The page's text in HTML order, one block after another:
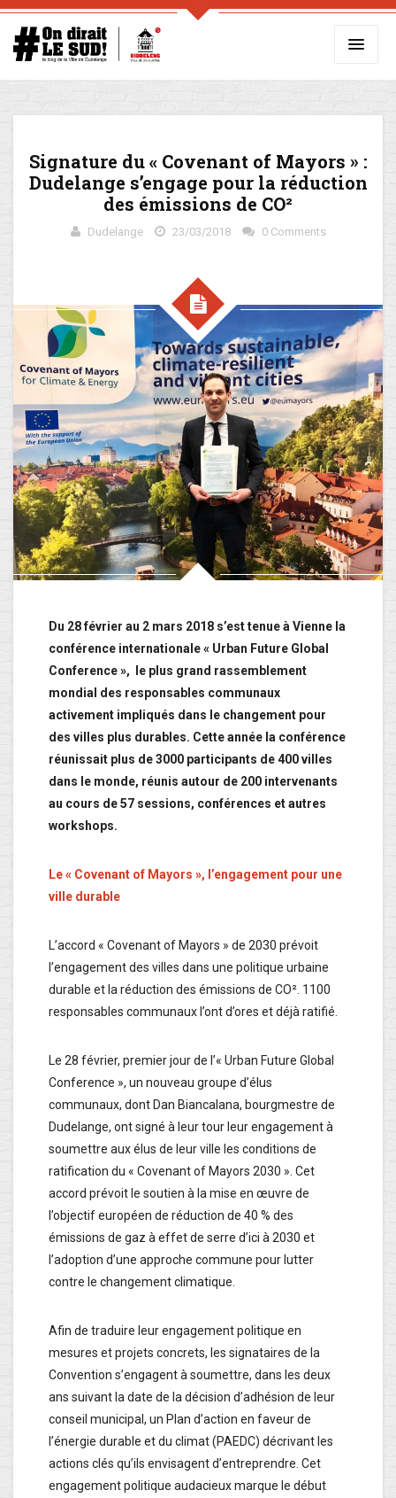
Signature du « Covenant of Mayors » :
Dudelange s’engage pour la réduction
des émissions de CO²
Dudelange 23/03/2018 0 Comments
Du 28 février au 2 mars 2018 s’est tenue à Vienne la
conférence internationale « Urban Future Global
Conference », le plus grand rassemblement
mondial des responsables communaux
activement impliqués dans le changement pour
des villes plus durables. Cette année la conférence
réunissait plus de 3000 participants de 400 villes
dans le monde, réunis autour de 200 intervenants
au cours de 57 sessions, conférences et autres
workshops.
Le « Covenant of Mayors », l’engagement pour une
ville durable
L’accord « Covenant of Mayors » de 2030 prévoit
l’engagement des villes dans une politique urbaine
durable et la réduction des émissions de CO². 1100
responsables communaux l’ont d’ores et déjà ratifié.
Le 28 février, premier jour de l’« Urban Future Global
Conference », un nouveau groupe d’élus
communaux, dont Dan Biancalana, bourgmestre de
Dudelange, ont signé à leur tour leur engagement à
soumettre aux élus de leur ville les conditions de
ratification du « Covenant of Mayors 2030 ». Cet
accord prévoit le soutien à la mise en œuvre de
l’objectif européen de réduction de 40 % des
émissions de gaz à effet de serre d’ici à 2030 et
l’adoption d’une approche commune pour lutter
contre le changement climatique.
Afin de traduire leur engagement politique en
mesures et projets concrets, les signataires de la
Convention s’engagent à soumettre, dans les deux
ans suivant la date de la décision d’adhésion de leur
conseil municipal, un Plan d’action en faveur de
l’énergie durable et du climat (PAEDC) décrivant les
actions clés qu’ils envisagent d’entreprendre. Cet
engagement politique audacieux marque le début